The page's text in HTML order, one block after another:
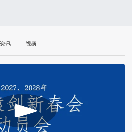
资讯 视频